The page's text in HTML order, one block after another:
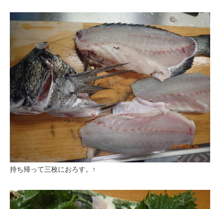
持ち帰って三枚におろす。↑